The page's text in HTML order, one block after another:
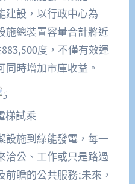
建設，以行政中心為
施總裝置容量合計將近
度，不僅有效運
時增加市庫收益。
梯試乘
設施到綠能發電，每一
洽公、工作或只是路過
瞻的公共服務;未來，